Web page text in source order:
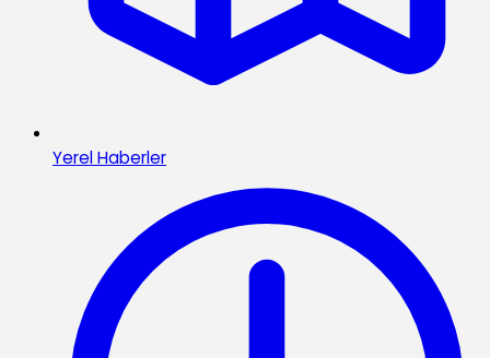
Yerel Haberler